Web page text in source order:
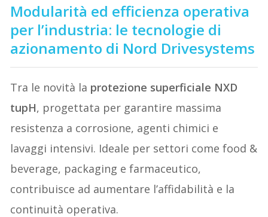
Modularità ed efficienza operativa
per l’industria: le tecnologie di
azionamento di Nord Drivesystems
Tra le novità la protezione superficiale NXD
tupH, progettata per garantire massima
resistenza a corrosione, agenti chimici e
lavaggi intensivi. Ideale per settori come food &
beverage, packaging e farmaceutico,
contribuisce ad aumentare l’affidabilità e la
continuità operativa.